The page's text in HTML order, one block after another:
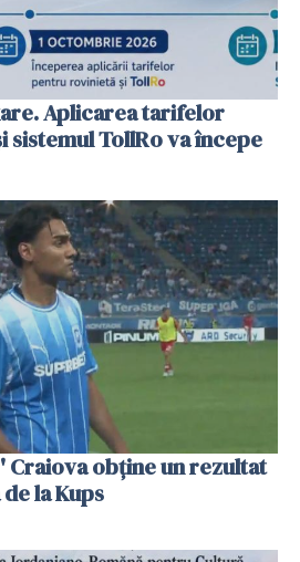
Aplicarea tarifelor
TollRo va începe
Craiova obține un rezultat
la Kups